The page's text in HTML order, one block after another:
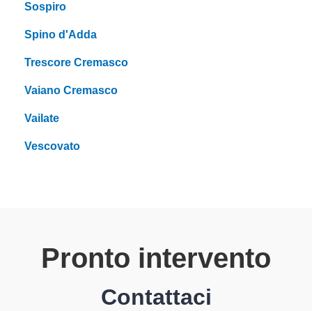
Sospiro
Spino d'Adda
Trescore Cremasco
Vaiano Cremasco
Vailate
Vescovato
Pronto intervento
Contattaci